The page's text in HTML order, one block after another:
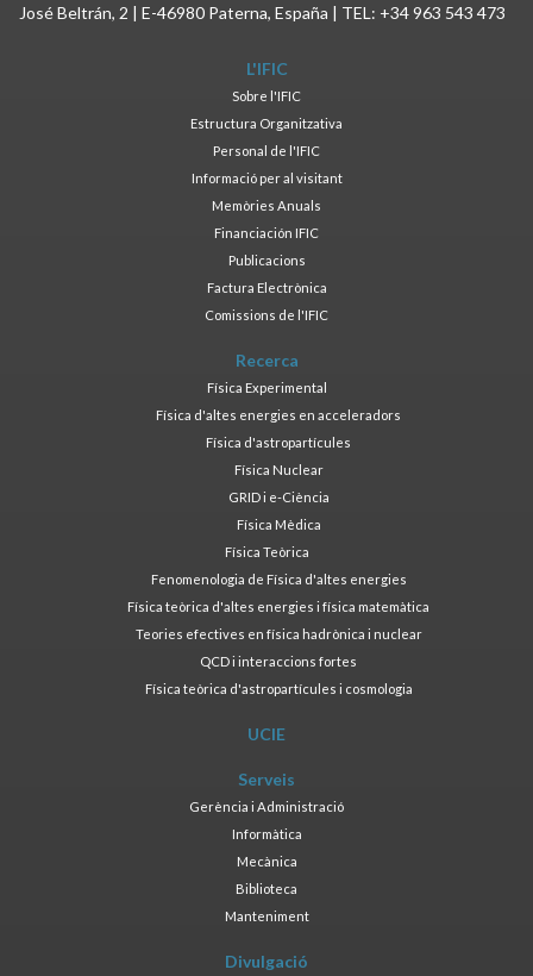
José Beltrán, 2 | E-46980 Paterna, España | TEL: +34 963 543 473
L'IFIC
Sobre l'IFIC
Estructura Organitzativa
Personal de l'IFIC
Informació per al visitant
Memòries Anuals
Financiación IFIC
Publicacions
Factura Electrònica
Comissions de l'IFIC
Recerca
Física Experimental
Física d'altes energies en acceleradors
Física d'astropartícules
Física Nuclear
GRID i e-Ciència
Física Mèdica
Física Teòrica
Fenomenologia de Física d'altes energies
Física teòrica d'altes energies i física matemàtica
Teories efectives en física hadrònica i nuclear
QCD i interaccions fortes
Física teòrica d'astropartícules i cosmologia
UCIE
Serveis
Gerència i Administració
Informàtica
Mecànica
Biblioteca
Manteniment
Divulgació